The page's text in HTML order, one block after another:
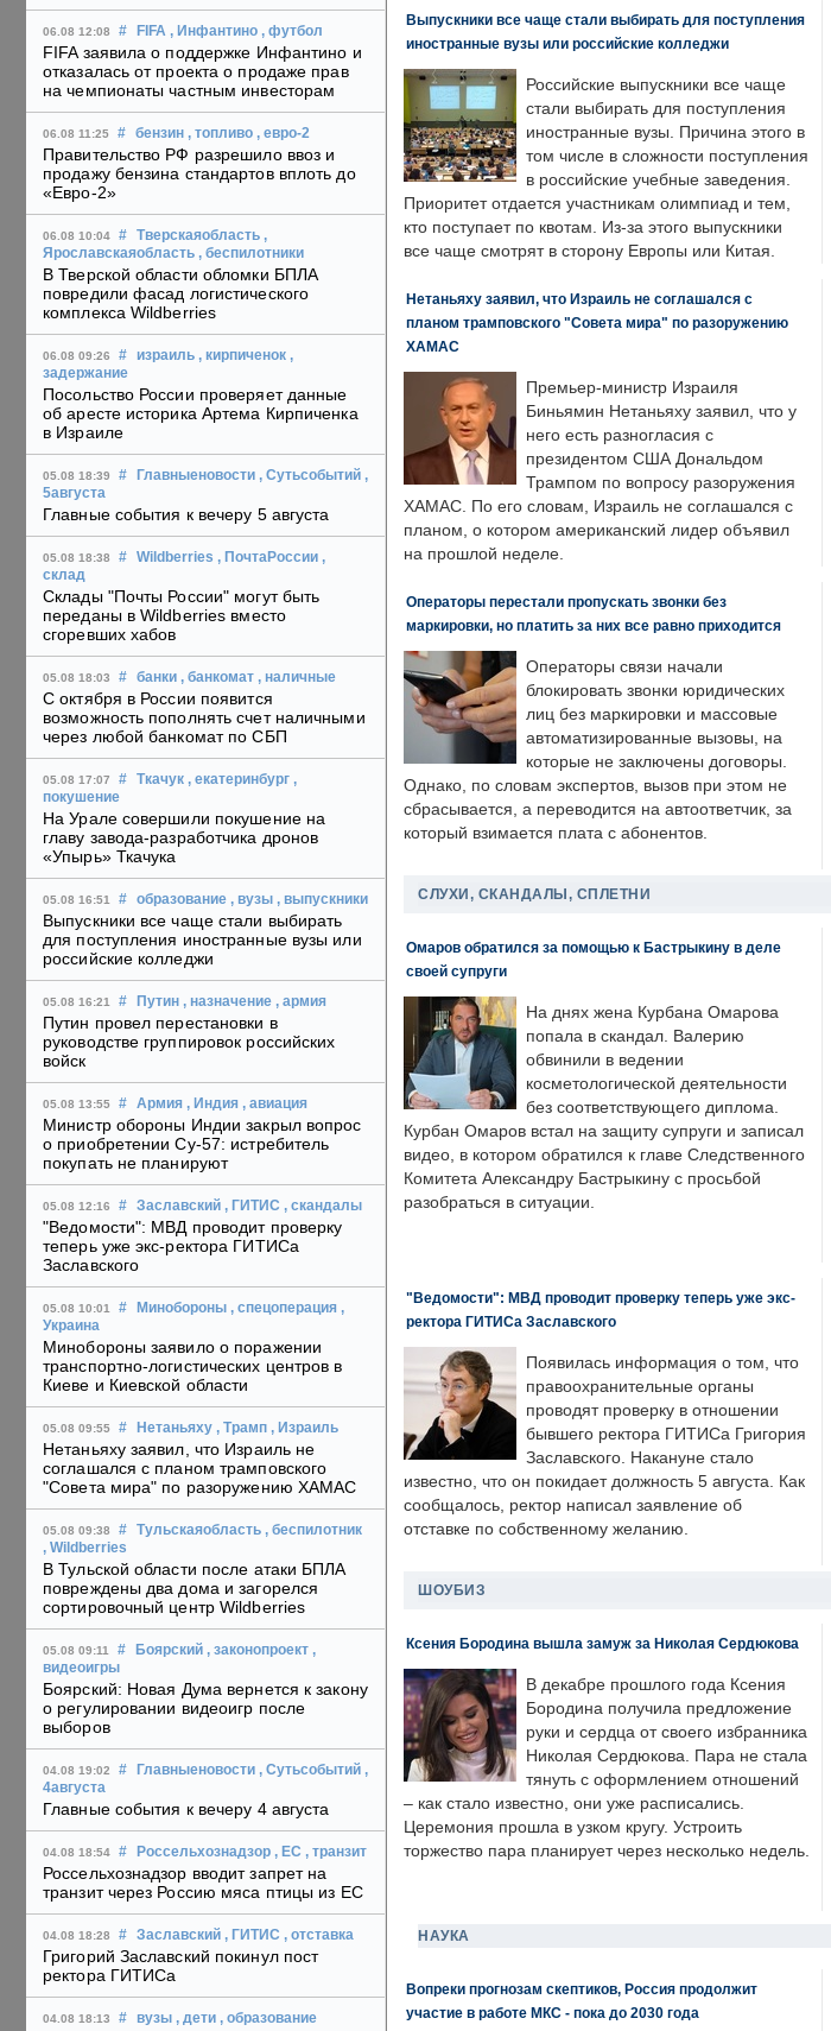
06.08 12:08 # FIFA , Инфантино , футбол
FIFA заявила о поддержке Инфантино и
отказалась от проекта о продаже прав
на чемпионаты частным инвесторам
06.08 11:25 # бензин , топливо , евро-2
Правительство РФ разрешило ввоз и
продажу бензина стандартов вплоть до
«Евро-2»
06.08 10:04 # Тверскаяобласть ,
Ярославскаяобласть , беспилотники
В Тверской области обломки БПЛА
повредили фасад логистического
комплекса Wildberries
06.08 09:26 # израиль , кирпиченок ,
задержание
Посольство России проверяет данные
об аресте историка Артема Кирпиченка
в Израиле
05.08 18:39 # Главныеновости , Сутьсобытий ,
5августа
Главные события к вечеру 5 августа
05.08 18:38 # Wildberries , ПочтаРоссии ,
склад
Склады "Почты России" могут быть
переданы в Wildberries вместо
сгоревших хабов
05.08 18:03 # банки , банкомат , наличные
С октября в России появится
возможность пополнять счет наличными
через любой банкомат по СБП
05.08 17:07 # Ткачук , екатеринбург ,
покушение
На Урале совершили покушение на
главу завода-разработчика дронов
«Упырь» Ткачука
05.08 16:51 # образование , вузы , выпускники
Выпускники все чаще стали выбирать
для поступления иностранные вузы или
российские колледжи
05.08 16:21 # Путин , назначение , армия
Путин провел перестановки в
руководстве группировок российских
войск
05.08 13:55 # Армия , Индия , авиация
Министр обороны Индии закрыл вопрос
о приобретении Су-57: истребитель
покупать не планируют
05.08 12:16 # Заславский , ГИТИС , скандалы
"Ведомости": МВД проводит проверку
теперь уже экс-ректора ГИТИСа
Заславского
05.08 10:01 # Минобороны , спецоперация ,
Украина
Минобороны заявило о поражении
транспортно-логистических центров в
Киеве и Киевской области
05.08 09:55 # Нетаньяху , Трамп , Израиль
Нетаньяху заявил, что Израиль не
соглашался с планом трамповского
"Совета мира" по разоружению ХАМАС
05.08 09:38 # Тульскаяобласть , беспилотник
, Wildberries
В Тульской области после атаки БПЛА
повреждены два дома и загорелся
сортировочный центр Wildberries
05.08 09:11 # Боярский , законопроект ,
видеоигры
Боярский: Новая Дума вернется к закону
о регулировании видеоигр после
выборов
04.08 19:02 # Главныеновости , Сутьсобытий ,
4августа
Главные события к вечеру 4 августа
04.08 18:54 # Россельхознадзор , ЕС , транзит
Россельхознадзор вводит запрет на
транзит через Россию мяса птицы из ЕС
04.08 18:28 # Заславский , ГИТИС , отставка
Григорий Заславский покинул пост
ректора ГИТИСа
04.08 18:13 # вузы , дети , образование
Выпускники все чаще стали выбирать для поступления
иностранные вузы или российские колледжи
Российские выпускники все чаще
стали выбирать для поступления
иностранные вузы. Причина этого в
том числе в сложности поступления
в российские учебные заведения.
Приоритет отдается участникам олимпиад и тем,
кто поступает по квотам. Из-за этого выпускники
все чаще смотрят в сторону Европы или Китая.
Нетаньяху заявил, что Израиль не соглашался с
планом трамповского "Совета мира" по разоружению
ХАМАС
Премьер-министр Израиля
Биньямин Нетаньяху заявил, что у
него есть разногласия с
президентом США Дональдом
Трампом по вопросу разоружения
ХАМАС. По его словам, Израиль не соглашался с
планом, о котором американский лидер объявил
на прошлой неделе.
Операторы перестали пропускать звонки без
маркировки, но платить за них все равно приходится
Операторы связи начали
блокировать звонки юридических
лиц без маркировки и массовые
автоматизированные вызовы, на
которые не заключены договоры.
Однако, по словам экспертов, вызов при этом не
сбрасывается, а переводится на автоответчик, за
который взимается плата с абонентов.
СЛУХИ, СКАНДАЛЫ, СПЛЕТНИ
Омаров обратился за помощью к Бастрыкину в деле
своей супруги
На днях жена Курбана Омарова
попала в скандал. Валерию
обвинили в ведении
косметологической деятельности
без соответствующего диплома.
Курбан Омаров встал на защиту супруги и записал
видео, в котором обратился к главе Следственного
Комитета Александру Бастрыкину с просьбой
разобраться в ситуации.
"Ведомости": МВД проводит проверку теперь уже экс-
ректора ГИТИСа Заславского
Появилась информация о том, что
правоохранительные органы
проводят проверку в отношении
бывшего ректора ГИТИСа Григория
Заславского. Накануне стало
известно, что он покидает должность 5 августа. Как
сообщалось, ректор написал заявление об
отставке по собственному желанию.
ШОУБИЗ
Ксения Бородина вышла замуж за Николая Сердюкова
В декабре прошлого года Ксения
Бородина получила предложение
руки и сердца от своего избранника
Николая Сердюкова. Пара не стала
тянуть с оформлением отношений
– как стало известно, они уже расписались.
Церемония прошла в узком кругу. Устроить
торжество пара планирует через несколько недель.
НАУКА
Вопреки прогнозам скептиков, Россия продолжит
участие в работе МКС - пока до 2030 года